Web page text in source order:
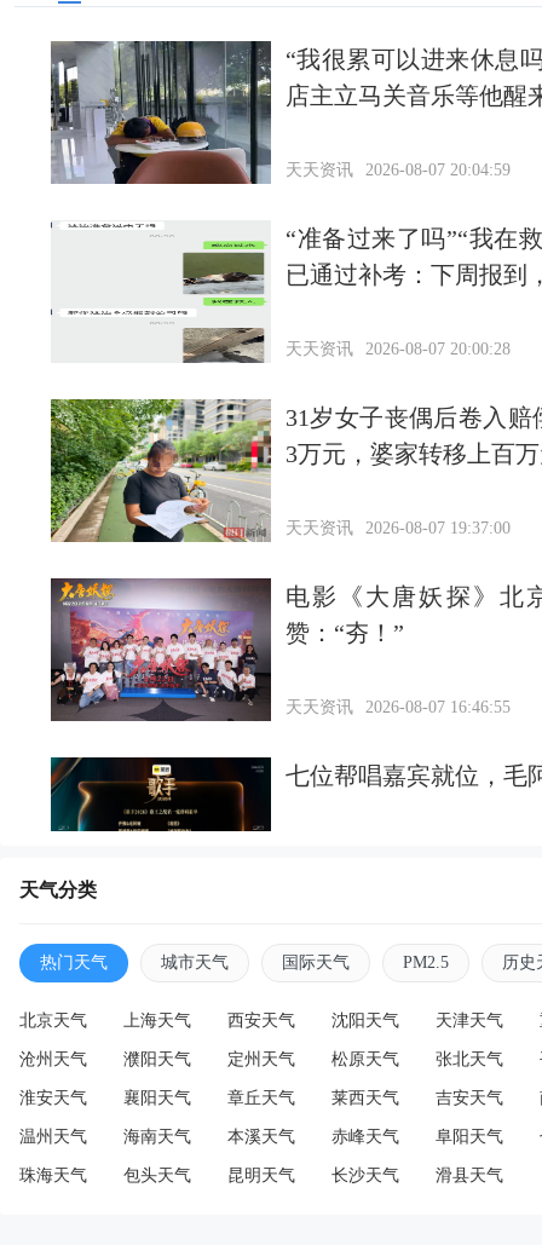
“我很累可以进来休息
店主立马关音乐等他醒
天天资讯 2026-08-07 20:04:59
“准备过来了吗”“我在
已通过补考：下周报到
天天资讯 2026-08-07 20:00:28
31岁女子丧偶后卷入
3万元，婆家转移上百
天天资讯 2026-08-07 19:37:00
电影《大唐妖探》北
赞：“夯！”
天天资讯 2026-08-07 16:46:55
七位帮唱嘉宾就位，毛
荷兰弟、赞达亚举办
天天资讯 2026-08-07 16:42:51
男子结账时将钱丢地
主再发声
天气分类
热门天气 城市天气 国际天气 PM2.5 历史
北京天气 上海天气 西安天气 沈阳天气 天津天气
沧州天气 濮阳天气 定州天气 松原天气 张北天气
淮安天气 襄阳天气 章丘天气 莱西天气 吉安天气
温州天气 海南天气 本溪天气 赤峰天气 阜阳天气
珠海天气 包头天气 昆明天气 长沙天气 滑县天气